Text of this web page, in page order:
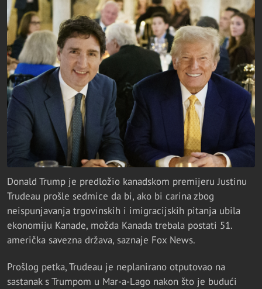
Donald Trump je predložio kanadskom premijeru Justinu
Trudeau prošle sedmice da bi, ako bi carina zbog
neispunjavanja trgovinskih i imigracijskih pitanja ubila
ekonomiju Kanade, možda Kanada trebala postati 51.
američka savezna država, saznaje Fox News.
Prošlog petka, Trudeau je neplanirano otputovao na
sastanak s Trumpom u Mar-a-Lago nakon što je budući